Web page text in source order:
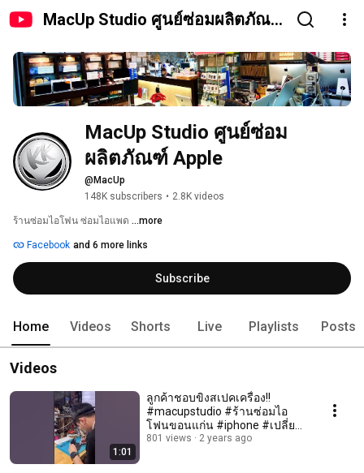
MacUp Studio ศูนย์ซ่อมผลิตภัณฑ์
MacUp Studio ศูนย์ซ่อม
ผลิตภัณฑ์ Apple
@MacUp
148K subscribers • 2.8K videos
ร้านซ่อมไอโฟน ซ่อมไอแพด ...more
Facebook and 6 more links
Subscribe
Home Videos Shorts Live Playlists Posts
Videos
1:01
ลูกค้าชอบขิงสเปคเครื่อง!!
#macupstudio #ร้านซ่อมไอ
โฟนขอนแก่น #iphone #เปลี่ยน
แบต #iphone13promax
801 views 2 years ago